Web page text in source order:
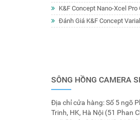
K&F Concept Nano-Xcel
Đánh Giá K&F Concept
SÔNG HỒNG CAMERA
Địa chỉ cửa hàng: Số 5 ngõ
Trinh, HK, Hà Nội (51 Phan